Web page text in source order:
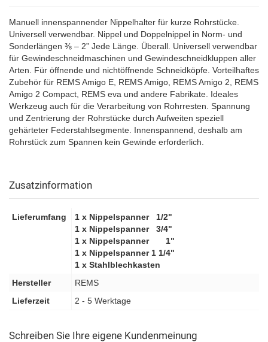
Manuell innenspannender Nippelhalter für kurze Rohrstücke.
Universell verwendbar. Nippel und Doppelnippel in Norm- und
Sonderlängen ⅜ – 2” Jede Länge. Überall. Universell verwendbar
für Gewindeschneidmaschinen und Gewindeschneidkluppen aller
Arten. Für öffnende und nichtöffnende Schneidköpfe. Vorteilhaftes
Zubehör für REMS Amigo E, REMS Amigo, REMS Amigo 2, REMS
Amigo 2 Compact, REMS eva und andere Fabrikate. Ideales
Werkzeug auch für die Verarbeitung von Rohrresten. Spannung
und Zentrierung der Rohrstücke durch Aufweiten speziell
gehärteter Federstahlsegmente. Innenspannend, deshalb am
Rohrstück zum Spannen kein Gewinde erforderlich.
Zusatzinformation
Lieferumfang
1 x Nippelspanner 1/2"
1 x Nippelspanner 3/4"
1 x Nippelspanner 1"
1 x Nippelspanner 1 1/4"
1 x Stahlblechkasten
Hersteller
REMS
Lieferzeit
2 - 5 Werktage
Schreiben Sie Ihre eigene Kundenmeinung